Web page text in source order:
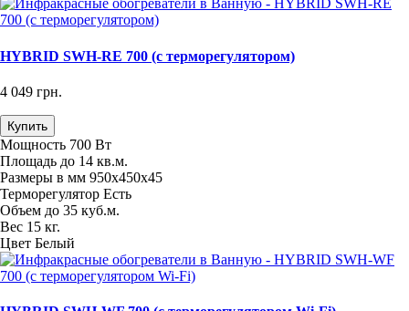
HYBRID SWH-RE 700 (с терморегулятором)
4 049 грн.
Купить
Мощность 700 Вт
Площадь до 14 кв.м.
Размеры в мм 950х450х45
Терморегулятор Есть
Объем до 35 куб.м.
Вес 15 кг.
Цвет Белый